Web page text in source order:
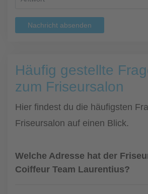
Nachricht absenden
Häufig gestellte
zum Friseursalon
Hier findest du die häufigsten
Friseursalon auf einen Blick.
Welche Adresse hat der
Coiffeur Team Laurentius?